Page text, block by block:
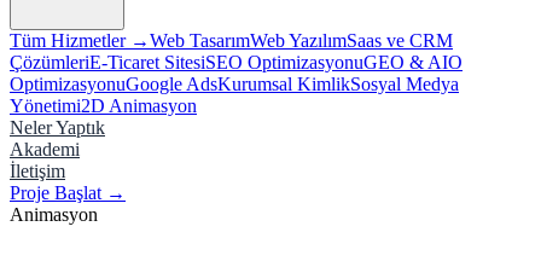
Tüm Hizmetler →Web TasarımWeb YazılımSaas ve CRM
ÇözümleriE-Ticaret SitesiSEO OptimizasyonuGEO & AIO
OptimizasyonuGoogle AdsKurumsal KimlikSosyal Medya
Yönetimi2D Animasyon
Neler Yaptık
Akademi
İletişim
Proje Başlat →
Animasyon